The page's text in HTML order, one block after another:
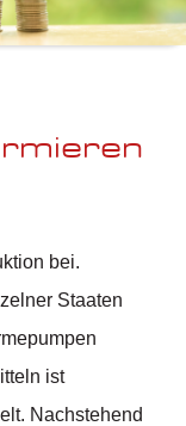
bei.
Staaten
ist
Nachstehend